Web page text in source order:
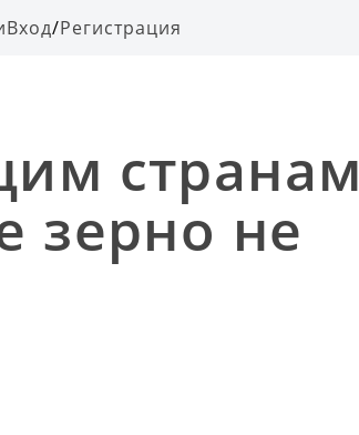
Вход/Регистрация
странам
зерно не